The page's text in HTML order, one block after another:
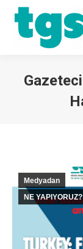
Medyadan
NE YAPIYORUZ?